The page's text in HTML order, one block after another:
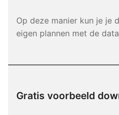
Op deze manier kun je je
eigen plannen met de
Gratis voorbeeld